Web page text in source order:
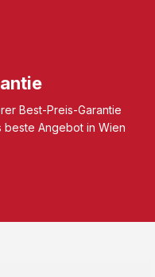
Best-Preis-Garantie
beste Angebot in Wien